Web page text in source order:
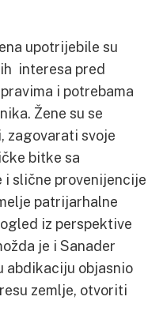
upotrijebile su
interesa pred
i potrebama
Žene su se
zagovarati svoje
bitke sa
i slične provenijencije
patrijarhalne
iz perspektive
je i Sanader
abdikaciju objasnio
zemlje, otvoriti